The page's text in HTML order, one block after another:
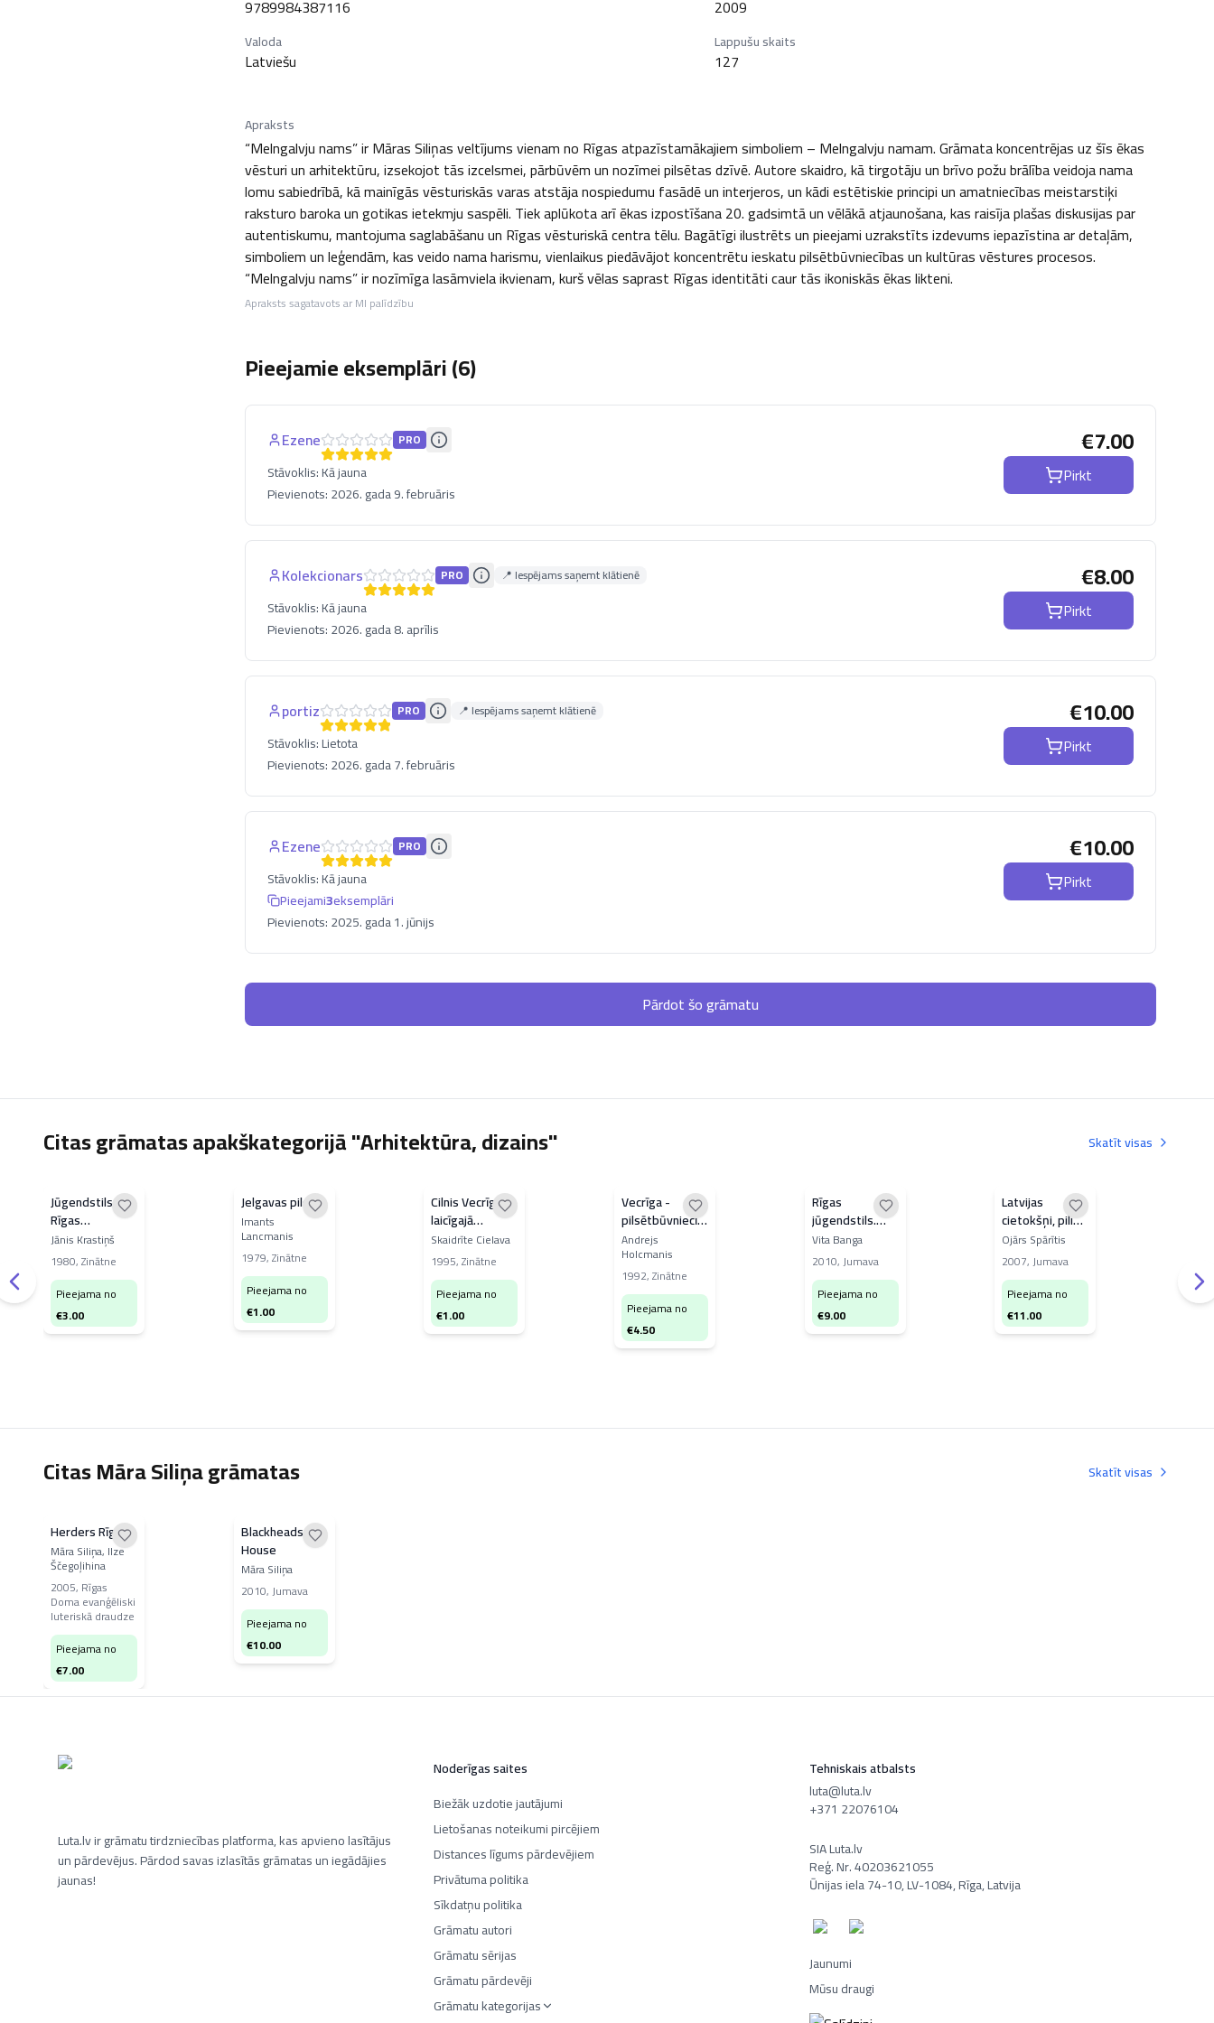
9789984387116 2009
Valoda
Latviešu
Lappušu skaits
127
Apraksts
“Melngalvju nams” ir Māras Siliņas veltījums vienam no Rīgas atpazīstamākajiem simboliem – Melngalvju namam. Grāmata koncentrējas uz šīs ēkas
vēsturi un arhitektūru, izsekojot tās izcelsmei, pārbūvēm un nozīmei pilsētas dzīvē. Autore skaidro, kā tirgotāju un brīvo požu brālība veidoja nama
lomu sabiedrībā, kā mainīgās vēsturiskās varas atstāja nospiedumu fasādē un interjeros, un kādi estētiskie principi un amatniecības meistarstiķi
raksturo baroka un gotikas ietekmju saspēli. Tiek aplūkota arī ēkas izpostīšana 20. gadsimtā un vēlākā atjaunošana, kas raisīja plašas diskusijas par
autentiskumu, mantojuma saglabāšanu un Rīgas vēsturiskā centra tēlu. Bagātīgi ilustrēts un pieejami uzrakstīts izdevums iepazīstina ar detaļām,
simboliem un leģendām, kas veido nama harismu, vienlaikus piedāvājot koncentrētu ieskatu pilsētbūvniecības un kultūras vēstures procesos.
“Melngalvju nams” ir nozīmīga lasāmviela ikvienam, kurš vēlas saprast Rīgas identitāti caur tās ikoniskās ēkas likteni.
Apraksts sagatavots ar MI palīdzību
Pieejamie eksemplāri (6)
Ezene PRO
Stāvoklis:Kā jauna
Pievienots:2026. gada 9. februāris
€7.00
Pirkt
Kolekcionars PRO 📍 Iespējams saņemt klātienē
Stāvoklis:Kā jauna
Pievienots:2026. gada 8. aprīlis
€8.00
Pirkt
portiz PRO 📍 Iespējams saņemt klātienē
Stāvoklis:Lietota
Pievienots:2026. gada 7. februāris
€10.00
Pirkt
Ezene PRO
Stāvoklis:Kā jauna
Pieejami3eksemplāri
Pievienots:2025. gada 1. jūnijs
€10.00
Pirkt
Pārdot šo grāmatu
Citas grāmatas apakškategorijā "Arhitektūra, dizains" Skatīt visas
Jūgendstils
Rīgas
arhitektūrā
Jānis Krastiņš
1980,Zinātne
Pieejama no
€3.00
Jelgavas pils
Imants
Lancmanis
1979,Zinātne
Pieejama no
€1.00
Cilnis Vecrīgas
laicīgajā
arhitektūrā
Skaidrīte Cielava
1995,Zinātne
Pieejama no
€1.00
Vecrīga -
pilsētbūvniecības
ansamblis
Andrejs
Holcmanis
1992,Zinātne
Pieejama no
€4.50
Rīgas
jūgendstils.
Interjers
Vita Banga
2010,Jumava
Pieejama no
€9.00
Latvijas
cietokšņi, pilis
un muižas
Ojārs Spārītis
2007,Jumava
Pieejama no
€11.00
Citas Māra Siliņa grāmatas Skatīt visas
Herders Rīgā
Māra Siliņa, Ilze
Ščegoļihina
2005, Rīgas
Doma evanģēliski
luteriskā draudze
Pieejama no
€7.00
Blackheads
House
Māra Siliņa
2010,Jumava
Pieejama no
€10.00
Luta.lv ir grāmatu tirdzniecības platforma, kas apvieno lasītājus
un pārdevējus. Pārdod savas izlasītās grāmatas un iegādājies
jaunas!
Noderīgas saites
Biežāk uzdotie jautājumi
Lietošanas noteikumi pircējiem
Distances līgums pārdevējiem
Privātuma politika
Sīkdatņu politika
Grāmatu autori
Grāmatu sērijas
Grāmatu pārdevēji
Grāmatu kategorijas
Tehniskais atbalsts
luta@luta.lv
+371 22076104
SIA Luta.lv
Reģ. Nr. 40203621055
Ūnijas iela 74-10, LV-1084, Rīga, Latvija
Jaunumi
Mūsu draugi